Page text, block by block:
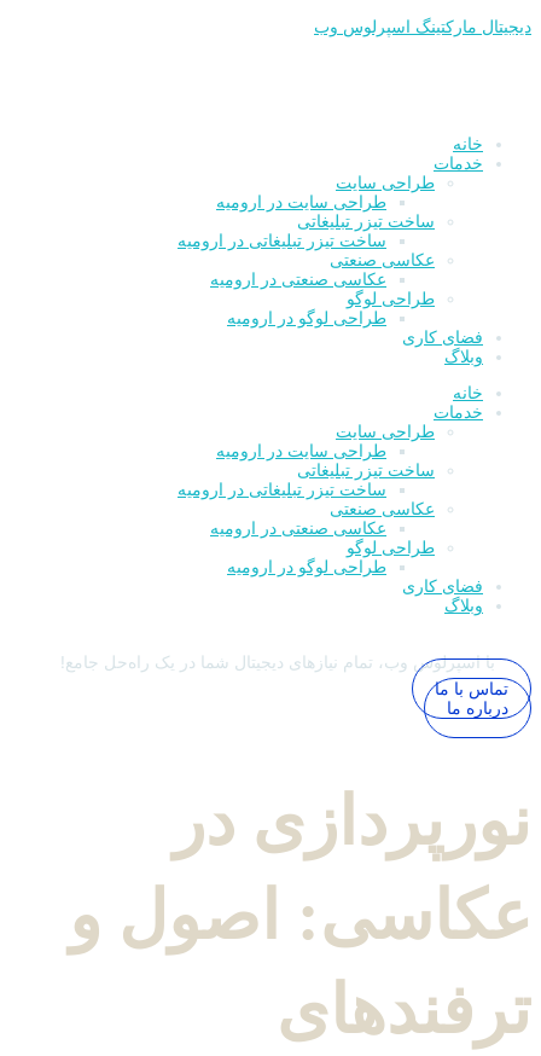
به
دیجیتال مارکتینگ اسپرلوس وب
خانه
خدمات
طراحی سایت
طراحی سایت در ارومیه
ساخت تیزر تبلیغاتی
ساخت تیزر تبلیغاتی در ارومیه
عکاسی صنعتی
عکاسی صنعتی در ارومیه
طراحی لوگو
طراحی لوگو در ارومیه
فضای کاری
وبلاگ
خانه
خدمات
طراحی سایت
طراحی سایت در ارومیه
ساخت تیزر تبلیغاتی
ساخت تیزر تبلیغاتی در ارومیه
عکاسی صنعتی
عکاسی صنعتی در ارومیه
طراحی لوگو
طراحی لوگو در ارومیه
فضای کاری
وبلاگ
با اسپرلوس وب، تمام نیازهای دیجیتال شما در یک راه‌حل جامع!
تماس با ما
درباره ما
نورپردازی در
عکاسی: اصول و
ترفندهای